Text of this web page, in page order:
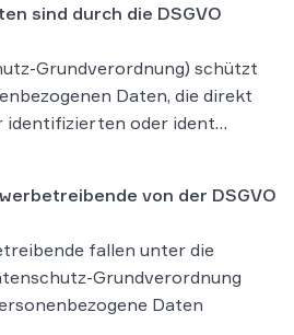
sind durch die DSGVO
Grundverordnung) schützt
Daten, die direkt
identifizierten oder ident…
von der DSGVO
fallen unter die
Grundverordnung
Daten